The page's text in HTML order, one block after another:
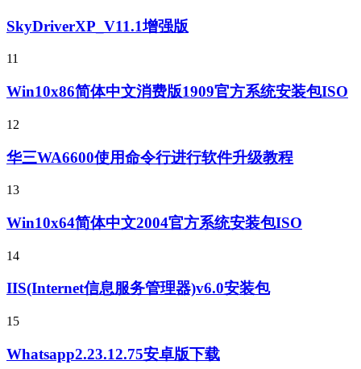
SkyDriverXP_V11.1增强版
11
Win10x86简体中文消费版1909官方系统安装包ISO
12
华三WA6600使用命令行进行软件升级教程
13
Win10x64简体中文2004官方系统安装包ISO
14
IIS(Internet信息服务管理器)v6.0安装包
15
Whatsapp2.23.12.75安卓版下载